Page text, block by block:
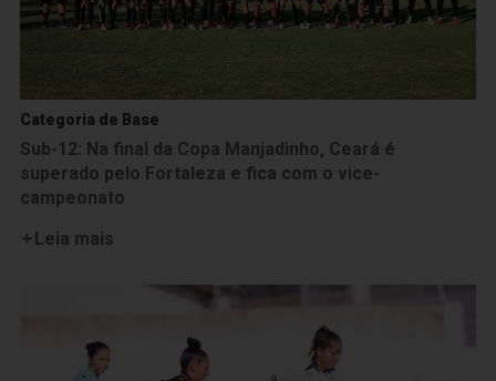
Categoria de Base
Sub-12: Na final da Copa Manjadinho, Ceará é
superado pelo Fortaleza e fica com o vice-
campeonato
Leia mais